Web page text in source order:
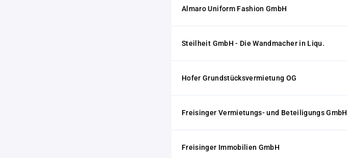
Almaro Uniform Fashion GmbH
Steilheit GmbH - Die Wandmacher in Liqu.
Hofer Grundstücksvermietung OG
Freisinger Vermietungs- und Beteiligungs GmbH
Freisinger Immobilien GmbH